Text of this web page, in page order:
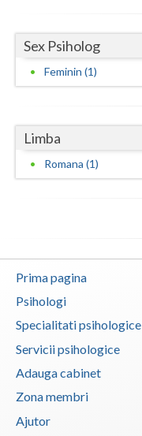
Teleorman
Timis
Vaslui
Sex Psiholog
Feminin (1)
Limba
Romana (1)
Prima pagina
Psihologi
Specialitati psihologice
Servicii psihologice
Adauga cabinet
Zona membri
Ajutor